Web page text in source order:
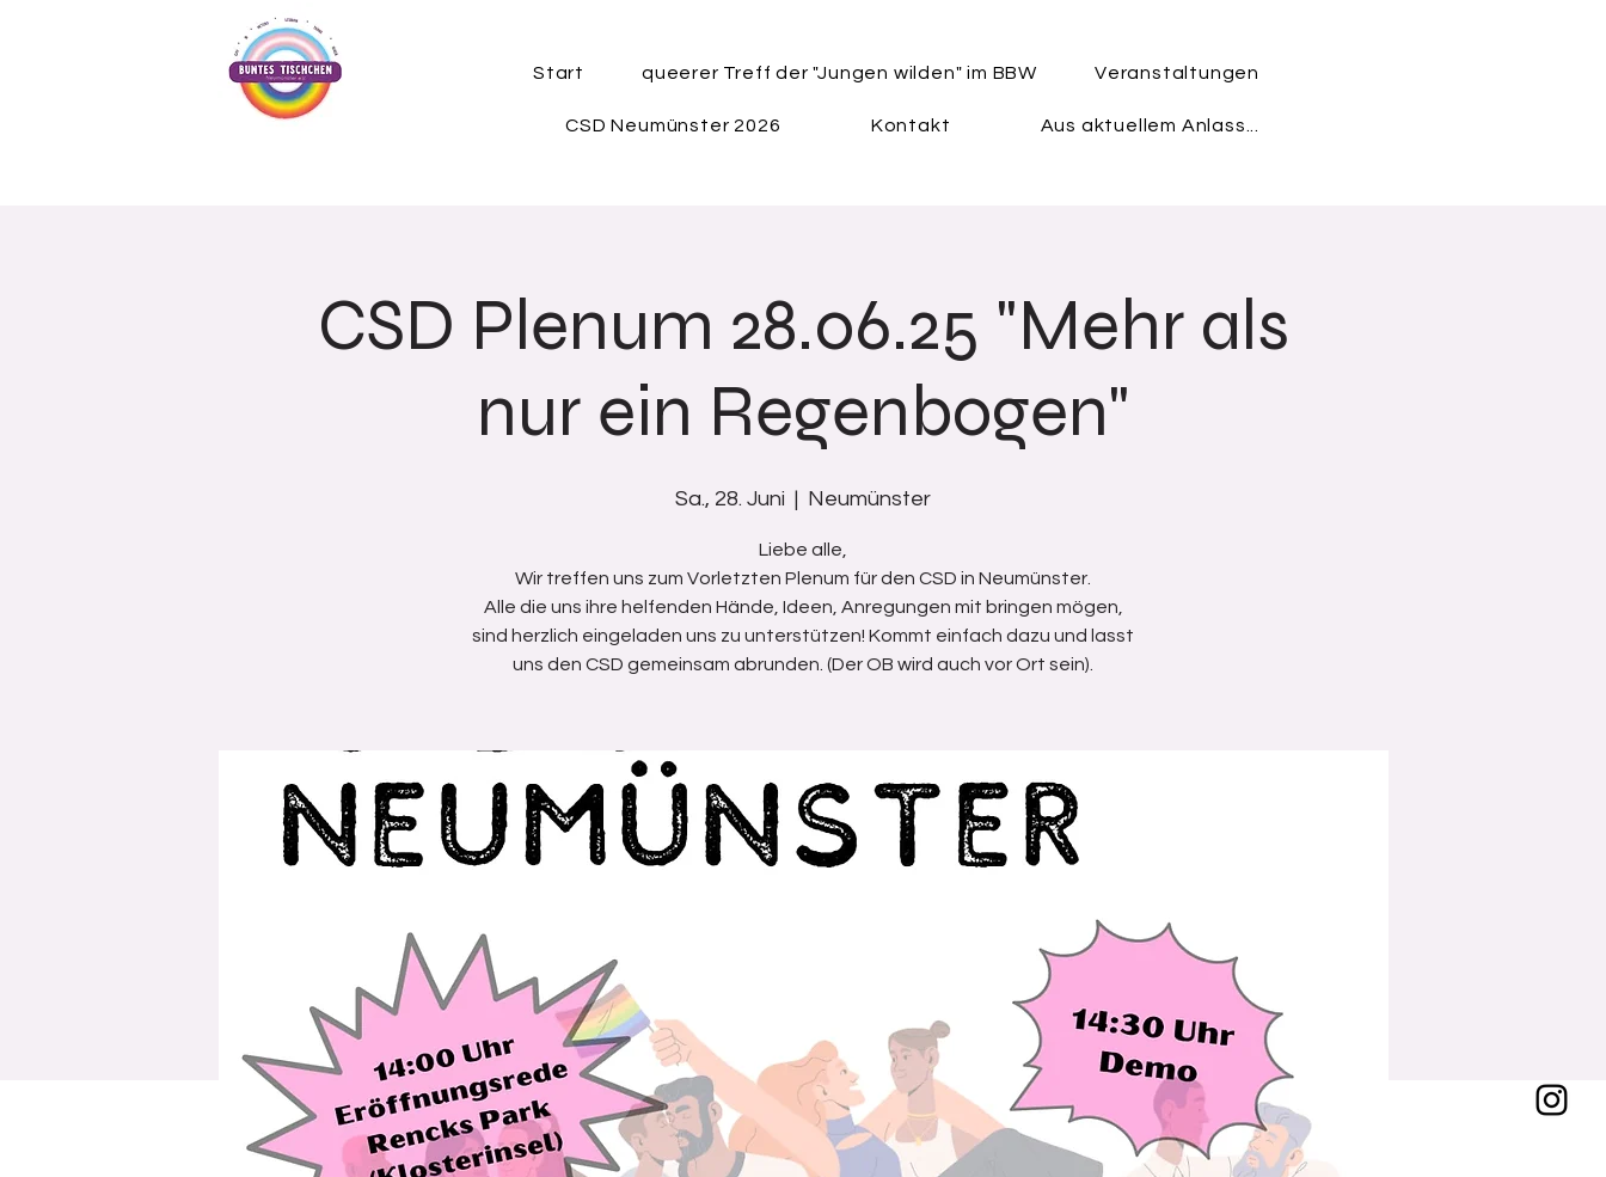
Start queerer Treff der "Jungen wilden" im BBW Veranstaltungen
CSD Neumünster 2026 Kontakt Aus aktuellem Anlass...
CSD Plenum 28.06.25 "Mehr als
nur ein Regenbogen"
Sa., 28. Juni
  |
Neumünster
Liebe alle,
Wir treffen uns zum Vorletzten Plenum für den CSD in Neumünster.
Alle die uns ihre helfenden Hände, Ideen, Anregungen mit bringen mögen,
sind herzlich eingeladen uns zu unterstützen! Kommt einfach dazu und lasst
uns den CSD gemeinsam abrunden. (Der OB wird auch vor Ort sein).